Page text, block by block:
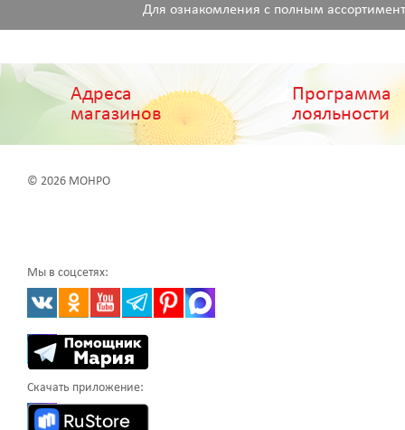
Для ознакомления с полным
Адреса
магазинов
Программа
лояльности
© 2026 МОНРО
Мы в соцсетях:
Скачать приложение: